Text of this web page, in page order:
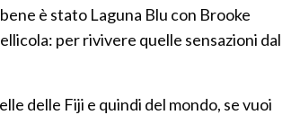
è stato Laguna Blu con Brooke
per rivivere quelle sensazioni dal
delle Fiji e quindi del mondo, se vuoi